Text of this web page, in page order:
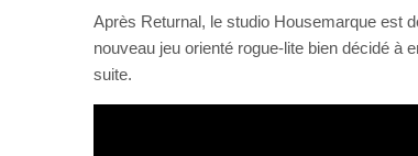
Après Returnal, le studio Housemarque est
nouveau jeu orienté rogue-lite bien décidé
suite.